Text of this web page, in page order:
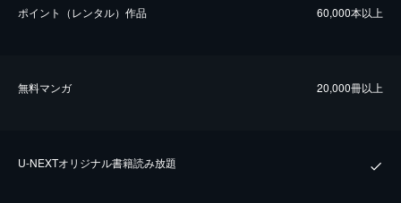
ポイント（レンタル）作品 60,000本以上
無料マンガ 20,000冊以上
U-NEXTオリジナル書籍読み放題